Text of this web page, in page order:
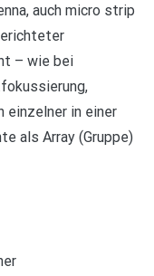
auch micro strip
– wie bei
einzelner in einer
als Array (Gruppe)